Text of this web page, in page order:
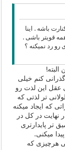
باشه . اینا
قویتر باشی .
رد نمیکنه ؟
کنم خیلی
عقل این لذت رو
تر لذتی که
که ایجاد میکنه
نهایت در کل در
تر پایدارتری
میکنی.
هرچیزی که